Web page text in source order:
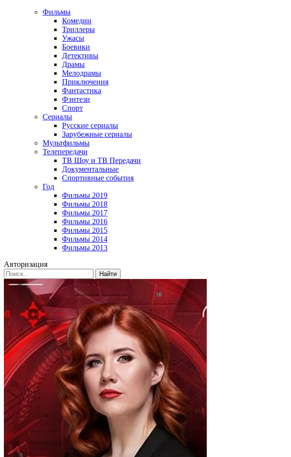
Фильмы
Комедии
Триллеры
Ужасы
Боевики
Детективы
Драмы
Мелодрамы
Приключения
Фантастика
Фэнтези
Спорт
Сериалы
Русские сериалы
Зарубежные сериалы
Мультфильмы
Телепередачи
ТВ Шоу и ТВ Передачи
Документальные
Спортивные события
Год
Фильмы 2019
Фильмы 2018
Фильмы 2017
Фильмы 2016
Фильмы 2015
Фильмы 2014
Фильмы 2013
Авторизация
Найти